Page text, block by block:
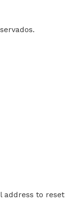
address to reset